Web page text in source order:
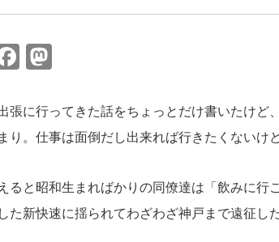
F
c
e
o
o
st
o
o
n
に行ってきた話をちょっとだけ書いたけど
り。仕事は面倒だし出来れば行きたくないけ
と昭和生まればかりの同僚達は「飲みに行
た新快速に揺られてわざわざ神戸まで遠征し